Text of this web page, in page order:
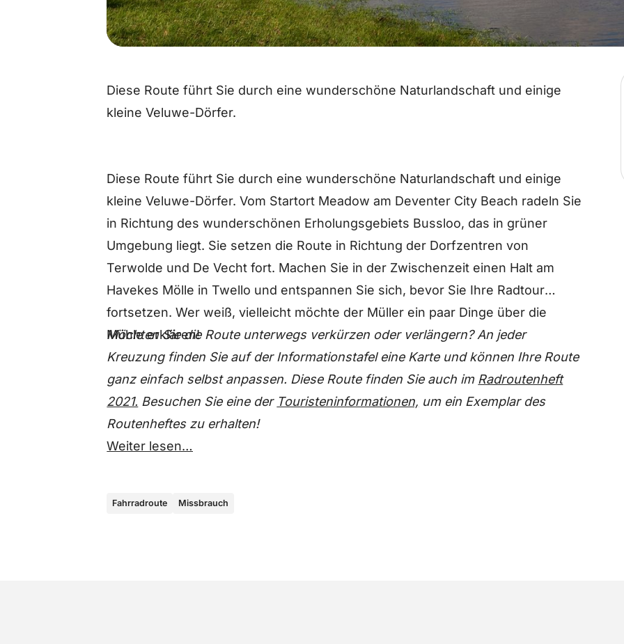
Diese Route führt Sie durch eine wunderschöne Naturlandschaft und einige
kleine Veluwe-Dörfer.
Diese Route führt Sie durch eine wunderschöne Naturlandschaft und einige
kleine Veluwe-Dörfer. Vom Startort Meadow am Deventer City Beach radeln Sie
in Richtung des wunderschönen Erholungsgebiets Bussloo, das in grüner
Umgebung liegt. Sie setzen die Route in Richtung der Dorfzentren von
Terwolde und De Vecht fort. Machen Sie in der Zwischenzeit einen Halt am
Havekes Mölle in Twello und entspannen Sie sich, bevor Sie Ihre Radtour
fortsetzen. Wer weiß, vielleicht möchte der Müller ein paar Dinge über die
Mühle erklären!
Möchten Sie die Route unterwegs verkürzen oder verlängern? An jeder
Kreuzung finden Sie auf der Informationstafel eine Karte und können Ihre Route
ganz einfach selbst anpassen. Diese Route finden Sie auch im Radroutenheft
2021. Besuchen Sie eine der Touristeninformationen, um ein Exemplar des
Routenheftes zu erhalten!
Weiter lesen…
Fahrradroute Missbrauch